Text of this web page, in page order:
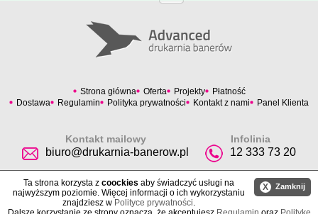
Strona główna Oferta Projekty
Płatność
Dostawa
Regulamin Polityka prywatności Kontakt z nami Panel Klienta
Kontakt mailowy
biuro@drukarnia-banerow.pl
Infolinia
12 333 73 20
X Zamknij
Ta strona korzysta z coockies aby świadczyć usługi na
najwyższym poziomie. Więcej informacji o ich wykorzystaniu
znajdziesz w Polityce prywatności.